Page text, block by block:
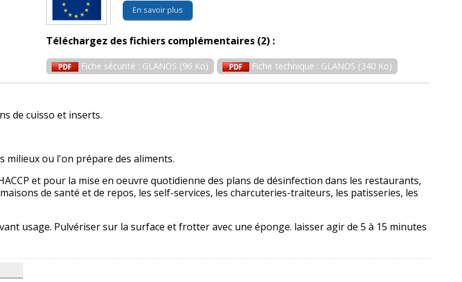
En savoir plus
Téléchargez des fichiers complémentaires (2) :
Fiche sécurité : GLANOS (96 Ko) Fiche technique : GLANOS (340 Ko)
de cuisso et inserts.
milieux ou l'on prépare des aliments.
et pour la mise en oeuvre quotidienne des plans de désinfection dans les restaurants,
de santé et de repos, les self-services, les charcuteries-traiteurs, les patisseries, les
usage. Pulvériser sur la surface et frotter avec une éponge. laisser agir de 5 à 15 minutes